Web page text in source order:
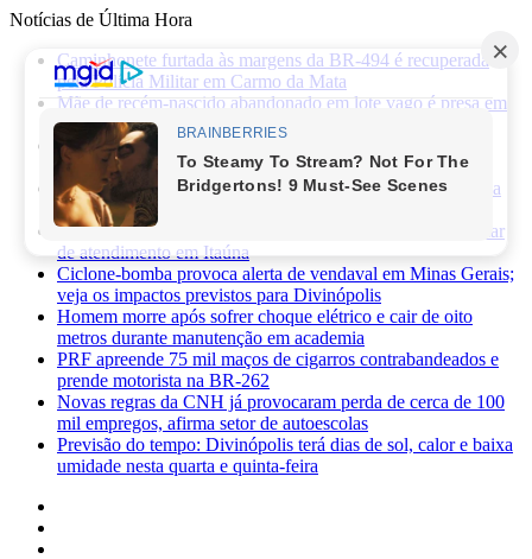
Notícias de Última Hora
Caminhonete furtada às margens da BR-494 é recuperada
pela Polícia Militar em Carmo da Mata
Mãe de recém-nascido abandonado em lote vago é presa em
Sabará
Três pessoas ficam feridas após ataque a facadas no bairro
Planalto, em Divinópolis
Previsão do tempo: fim de semana será de sol, calor e baixa
umidade em Divinópolis
Homem quebra vidro da recepção de hospital após reclamar
de atendimento em Itaúna
Ciclone-bomba provoca alerta de vendaval em Minas Gerais;
veja os impactos previstos para Divinópolis
Homem morre após sofrer choque elétrico e cair de oito
metros durante manutenção em academia
PRF apreende 75 mil maços de cigarros contrabandeados e
prende motorista na BR-262
Novas regras da CNH já provocaram perda de cerca de 100
mil empregos, afirma setor de autoescolas
Previsão do tempo: Divinópolis terá dias de sol, calor e baixa
umidade nesta quarta e quinta-feira